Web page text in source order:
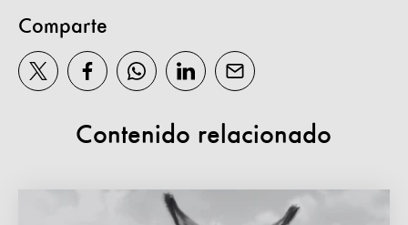
Comparte
Contenido relacionado